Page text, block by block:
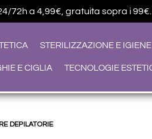
72h a 4,99€, gratuita sopra i
STERILIZZAZIONE E IGIENE
E CIGLIA TECNOLOGIE
DEPILATORIE